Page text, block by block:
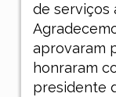
de serviços
aprovaram
honraram
presidente